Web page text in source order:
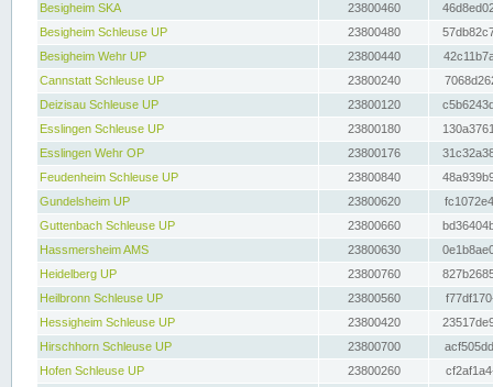
Besigheim SKA
23800460
Besigheim Schleuse UP
23800480
Besigheim Wehr UP
23800440
Cannstatt Schleuse UP
23800240
Deizisau Schleuse UP
23800120
Esslingen Schleuse UP
23800180
Esslingen Wehr OP
23800176
Feudenheim Schleuse UP
23800840
Gundelsheim UP
23800620
Guttenbach Schleuse UP
23800660
Hassmersheim AMS
23800630
Heidelberg UP
23800760
Heilbronn Schleuse UP
23800560
Hessigheim Schleuse UP
23800420
Hirschhorn Schleuse UP
23800700
Hofen Schleuse UP
23800260